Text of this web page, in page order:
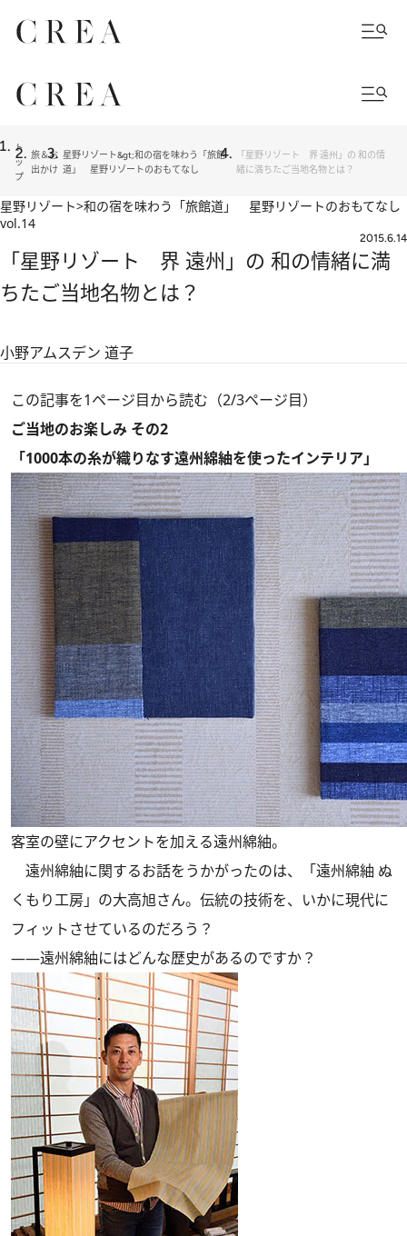
ト
ッ
プ
旅＆お
出かけ
星野リゾート&gt;和の宿を味わう「旅館
道」 星野リゾートのおもてなし
「星野リゾート 界 遠州」の 和の情
緒に満ちたご当地名物とは？
星野リゾート>和の宿を味わう「旅館道」 星野リゾートのおもてなし
vol.14
2015.6.14
「星野リゾート 界 遠州」の 和の情緒に満
ちたご当地名物とは？
小野アムスデン 道子
この記事を1ページ目から読む（2/3ページ目）
ご当地のお楽しみ その2
「1000本の糸が織りなす遠州綿紬を使ったインテリア」
客室の壁にアクセントを加える遠州綿紬。
遠州綿紬に関するお話をうかがったのは、「遠州綿紬 ぬ
くもり工房」の大高旭さん。伝統の技術を、いかに現代に
フィットさせているのだろう？
――遠州綿紬にはどんな歴史があるのですか？